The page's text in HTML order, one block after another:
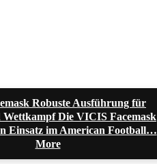
Robuste Ausführung für
Die VICIS Facemask
Einsatz im American Football…
More